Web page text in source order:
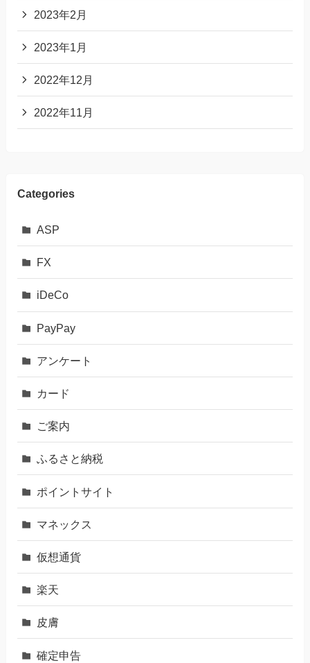
2023年2月
2023年1月
2022年12月
2022年11月
Categories
ASP
FX
iDeCo
PayPay
アンケート
カード
ご案内
ふるさと納税
ポイントサイト
マネックス
仮想通貨
楽天
皮膚
確定申告